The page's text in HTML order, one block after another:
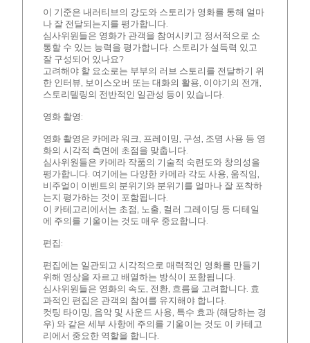
이 기준은 내러티브의 강도와 스토리가 영화를 통해 얼마
나 잘 전달되는지를 평가합니다.
심사위원들은 영화가 관객을 참여시키고 정서적으로 소
통할 수 있는 능력을 평가합니다. 스토리가 설득력 있고
잘 구성되어 있나요?
고려해야 할 요소로는 부부의 러브 스토리를 전달하기 위
한 인터뷰, 보이스오버 또는 대화의 활용, 이야기의 전개,
스토리텔링의 전반적인 일관성 등이 있습니다.
영화 촬영:
영화 촬영은 카메라 워크, 프레이밍, 구성, 조명 사용 등 영
화의 시각적 측면에 초점을 맞춥니다.
심사위원들은 카메라 작품의 기술적 숙련도와 창의성을
평가합니다. 여기에는 다양한 카메라 각도 사용, 움직임,
비주얼이 이벤트의 분위기와 분위기를 얼마나 잘 포착하
는지 평가하는 것이 포함됩니다.
이 카테고리에서는 초점, 노출, 컬러 그레이딩 등 디테일
에 주의를 기울이는 것도 매우 중요합니다.
편집:
편집에는 일관되고 시각적으로 매력적인 영화를 만들기
위해 영상을 자르고 배열하는 방식이 포함됩니다.
심사위원들은 영화의 속도, 전환, 흐름을 고려합니다. 효
과적인 편집은 관객의 참여를 유지해야 합니다.
컷팅 타이밍, 음악 및 사운드 사용, 특수 효과 (해당하는 경
우) 와 같은 세부 사항에 주의를 기울이는 것도 이 카테고
리에서 중요한 역할을 합니다.